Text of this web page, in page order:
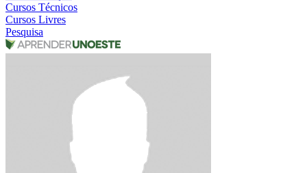
Cursos Técnicos
Cursos Livres
Pesquisa